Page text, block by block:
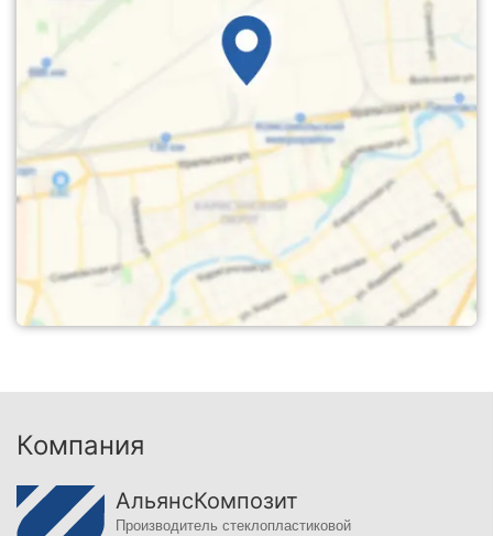
Компания
АльянсКомпозит
Производитель стеклопластиковой